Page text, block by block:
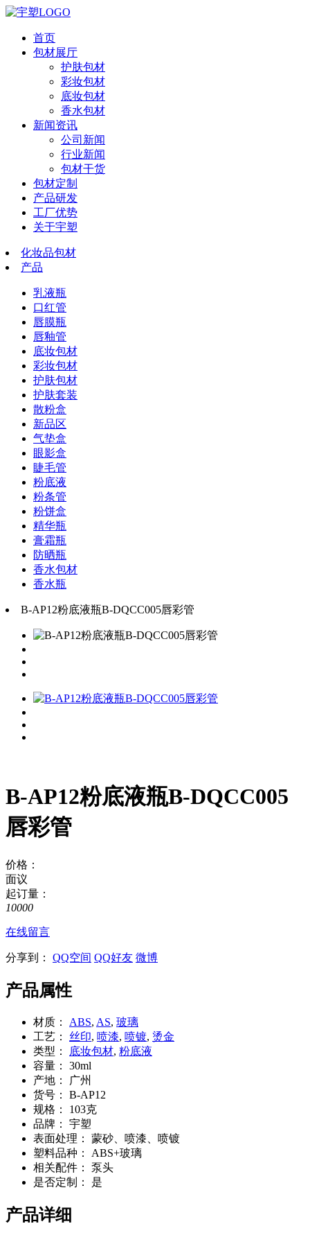
首页
包材展厅
护肤包材
彩妆包材
底妆包材
香水包材
新闻资讯
公司新闻
行业新闻
包材干货
包材定制
产品研发
工厂优势
关于宇塑
化妆品包材
产品
乳液瓶
口红管
唇膜瓶
唇釉管
底妆包材
彩妆包材
护肤包材
护肤套装
散粉盒
新品区
气垫盒
眼影盒
睫毛管
粉底液
粉条管
粉饼盒
精华瓶
膏霜瓶
防晒瓶
香水包材
香水瓶
B-AP12粉底液瓶B-DQCC005唇彩管
B-AP12粉底液瓶B-DQCC005
唇彩管
价格：
面议
起订量：
10000
在线留言
分享到： QQ空间 QQ好友 微博
产品属性
材质： ABS, AS, 玻璃
工艺：
丝印, 喷漆, 喷镀, 烫金
类型：
底妆包材, 粉底液
容量：
30ml
产地：
广州
货号：
B-AP12
规格：
103克
品牌：
宇塑
表面处理：
蒙砂、喷漆、喷镀
塑料品种：
ABS+玻璃
相关配件：
泵头
是否定制：
是
产品详细